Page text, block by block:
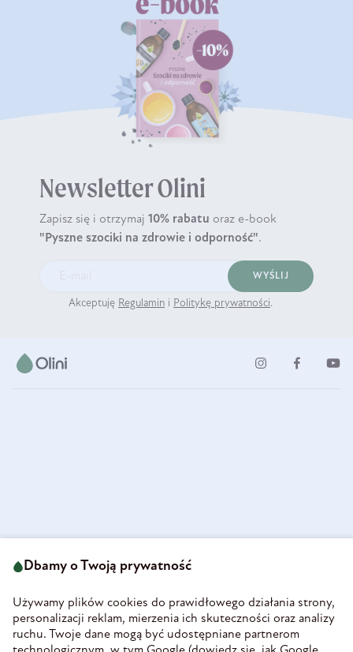
Newsletter Olini
Zapisz się i otrzymaj 10% rabatu oraz e-book
"Pyszne szociki na zdrowie i odporność".
WYŚLIJ
Akceptuję Regulamin i Politykę prywatności.
58-160 Świebodzice
REGON 890213034
INFORMACJE
Dbamy o Twoją prywatność
Używamy plików cookies do prawidłowego działania strony,
personalizacji reklam, mierzenia ich skuteczności oraz analizy
ruchu. Twoje dane mogą być udostępniane partnerom